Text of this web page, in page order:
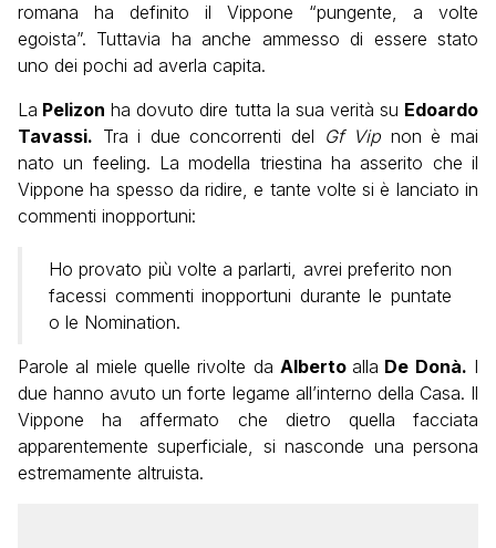
romana ha definito il Vippone “pungente, a volte
egoista”. Tuttavia ha anche ammesso di essere stato
uno dei pochi ad averla capita.
La Pelizon ha dovuto dire tutta la sua verità su Edoardo
Tavassi. Tra i due concorrenti del Gf Vip non è mai
nato un feeling. La modella triestina ha asserito che il
Vippone ha spesso da ridire, e tante volte si è lanciato in
commenti inopportuni:
Ho provato più volte a parlarti, avrei preferito non
facessi commenti inopportuni durante le puntate
o le Nomination.
Parole al miele quelle rivolte da Alberto alla De Donà. I
due hanno avuto un forte legame all’interno della Casa. Il
Vippone ha affermato che dietro quella facciata
apparentemente superficiale, si nasconde una persona
estremamente altruista.